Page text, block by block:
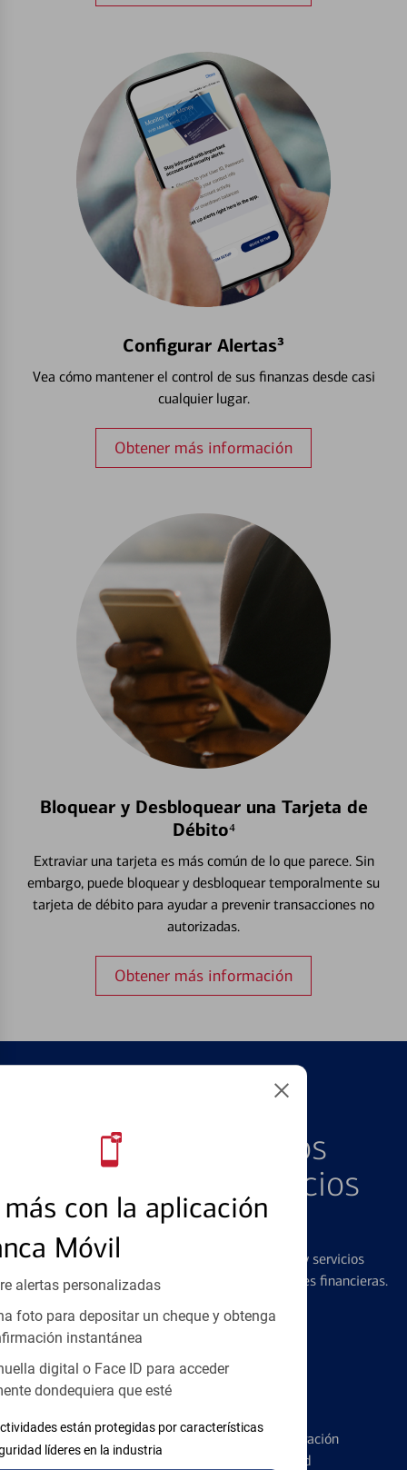
con la aplicación
Móvil
alertas personalizadas
foto para depositar un cheque y obtenga
instantánea
digital o Face ID para acceder
dondequiera que esté
están protegidas por características
líderes en la industria
Configurar Alertas³
Vea cómo mantener el control de sus finanzas desde casi
cualquier lugar.
Obtener más información
Bloquear y Desbloquear una Tarjeta de
Débito⁴
Extraviar una tarjeta es más común de lo que parece. Sin
embargo, puede bloquear y desbloquear temporalmente su
tarjeta de débito para ayudar a prevenir transacciones no
autorizadas.
Obtener más información
Explore Nuestros
Productos y Servicios
Destacados
Ofrecemos una amplia gama de productos y servicios
diseñados para ayudar con todas sus necesidades financieras.
Conozca los pormenores de la administración
de tarjetas de crédito y la identidad